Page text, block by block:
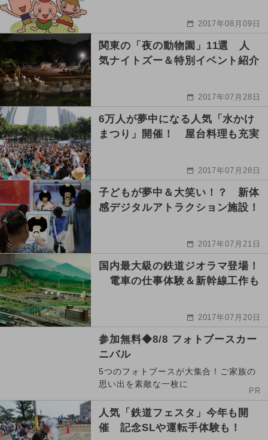
2017年08月09日
関東の「夜の動物園」11選 人
気ナイトズー＆特別イベント紹介
2017年07月28日
6万人が夢中になる人気「水かけ
まつり」開催！ 屋台料理も充実
2017年07月28日
子どもが夢中＆大笑い！？ 新体
感デジタルアトラクション施設！
2017年07月21日
国内最大級の鉄道ジオラマ登場！
電車の仕事体験＆新幹線工作も
2017年07月20日
参加無料◆8/8 フォトブースカー
ニバル
5つのフォトブースが大集合！ご家族の
思い出を素敵な一枚に
PR
人気「鉄道フェスタ」今年も開
催 記念SLや運転手体験も！